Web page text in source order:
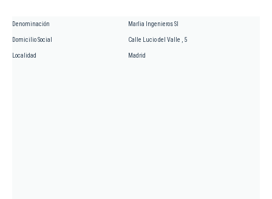
Denominación Marlia Ingenieros Sl
Domicilio Social Calle Lucio del Valle , 5
Localidad Madrid